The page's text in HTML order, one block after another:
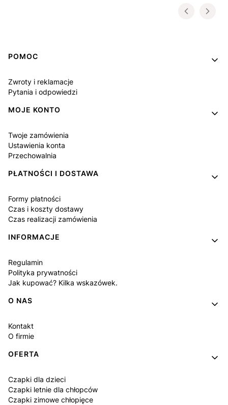
Linki w stopce
POMOC
Zwroty i reklamacje
Pytania i odpowiedzi
MOJE KONTO
Twoje zamówienia
Ustawienia konta
Przechowalnia
PŁATNOŚCI I DOSTAWA
Formy płatności
Czas i koszty dostawy
Czas realizacji zamówienia
INFORMACJE
Regulamin
Polityka prywatności
Jak kupować? Kilka wskazówek.
O NAS
Kontakt
O firmie
OFERTA
Czapki dla dzieci
Czapki letnie dla chłopców
Czapki zimowe chłopięce